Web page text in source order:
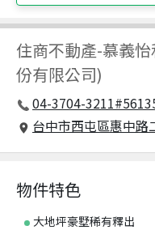
住商不動產-慕義
份有限公司)
04-3704-
台中市西屯區惠中路
物件特色
大地坪豪墅稀有釋出